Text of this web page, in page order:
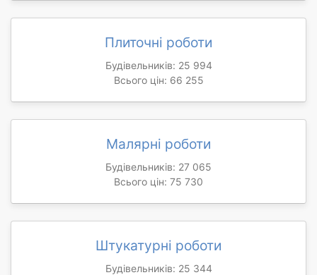
Плиточні роботи
Будівельників: 25 994
Всього цін: 66 255
Малярні роботи
Будівельників: 27 065
Всього цін: 75 730
Штукатурні роботи
Будівельників: 25 344